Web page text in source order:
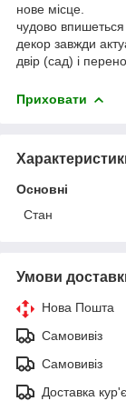
нове місце.
чудово
декор завжди
двір (сад) і
Приховати
Основні
Стан
Умови
Нова Пошта
Самовивіз
Самовивіз
Доставка